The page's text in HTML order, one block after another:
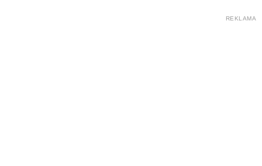
REKLAMA